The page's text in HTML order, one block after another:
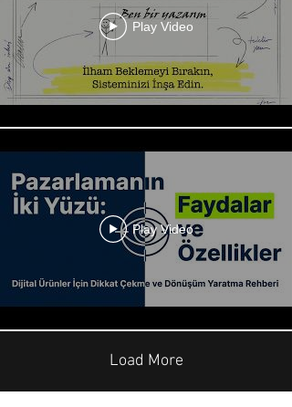
Play Video
Play Video
Load More